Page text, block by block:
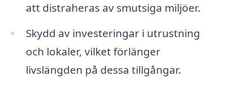
att distraheras av smutsiga miljöer.
Skydd av investeringar i utrustning
och lokaler, vilket förlänger
livslängden på dessa tillgångar.